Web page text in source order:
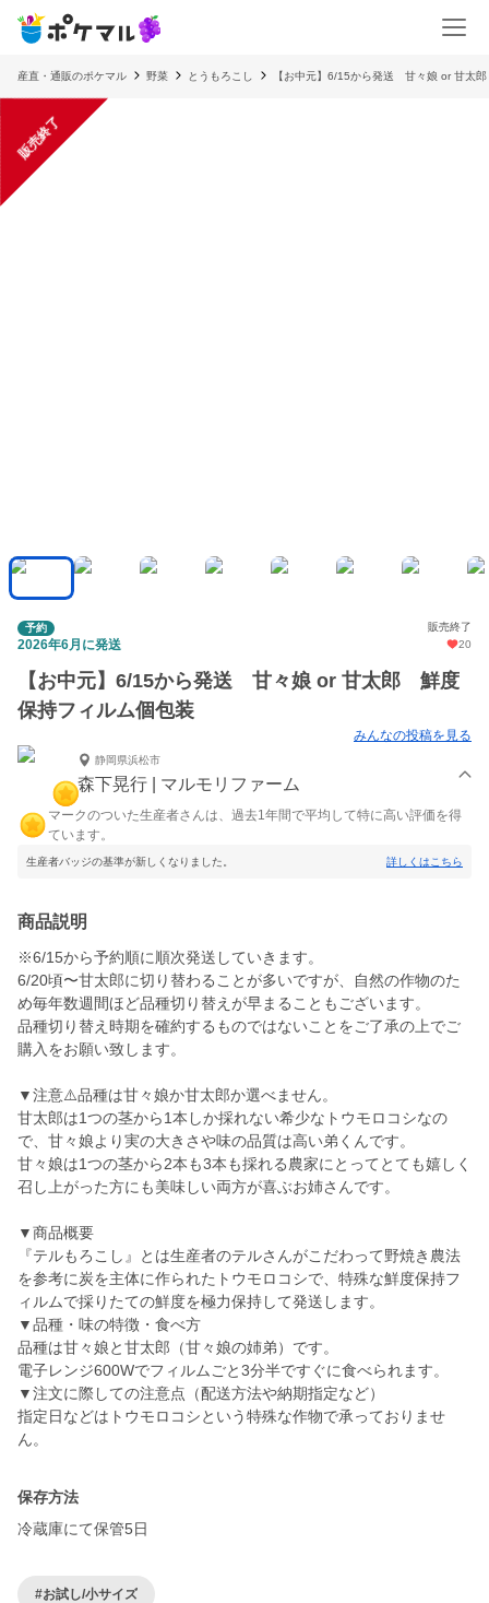
産直・通販のポケマル 野菜 とうもろこし 【お中元】6/15から発送 甘々娘 or 甘太
販売終了
予約 販売終了
2026年6月に発送 20
【お中元】6/15から発送 甘々娘 or 甘太郎 鮮度
保持フィルム個包装
みんなの投稿を見る
静岡県浜松市
森下晃行 | マルモリファーム
マークのついた生産者さんは、過去1年間で平均して特に高い評価を得
ています。
生産者バッジの基準が新しくなりました。 詳しくはこちら
商品説明
※6/15から予約順に順次発送していきます。
6/20頃〜甘太郎に切り替わることが多いですが、自然の作物のた
め毎年数週間ほど品種切り替えが早まることもございます。
品種切り替え時期を確約するものではないことをご了承の上でご
購入をお願い致します。
▼注意⚠️品種は甘々娘か甘太郎か選べません。
甘太郎は1つの茎から1本しか採れない希少なトウモロコシなの
で、甘々娘より実の大きさや味の品質は高い弟くんです。
甘々娘は1つの茎から2本も3本も採れる農家にとってとても嬉しく
召し上がった方にも美味しい両方が喜ぶお姉さんです。
▼商品概要
『テルもろこし』とは生産者のテルさんがこだわって野焼き農法
を参考に炭を主体に作られたトウモロコシで、特殊な鮮度保持フ
ィルムで採りたての鮮度を極力保持して発送します。
▼品種・味の特徴・食べ方
品種は甘々娘と甘太郎（甘々娘の姉弟）です。
電子レンジ600Wでフィルムごと3分半ですぐに食べられます。
▼注文に際しての注意点（配送方法や納期指定など）
指定日などはトウモロコシという特殊な作物で承っておりませ
ん。
保存方法
冷蔵庫にて保管5日
#お試し/小サイズ